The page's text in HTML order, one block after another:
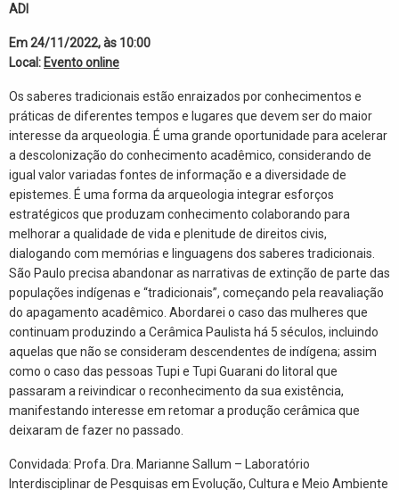
ADI
Em 24/11/2022, às 10:00
Local: Evento online
Os saberes tradicionais estão enraizados por conhecimentos e
práticas de diferentes tempos e lugares que devem ser do maior
interesse da arqueologia. É uma grande oportunidade para acelerar
a descolonização do conhecimento acadêmico, considerando de
igual valor variadas fontes de informação e a diversidade de
epistemes. É uma forma da arqueologia integrar esforços
estratégicos que produzam conhecimento colaborando para
melhorar a qualidade de vida e plenitude de direitos civis,
dialogando com memórias e linguagens dos saberes tradicionais.
São Paulo precisa abandonar as narrativas de extinção de parte das
populações indígenas e “tradicionais”, começando pela reavaliação
do apagamento acadêmico. Abordarei o caso das mulheres que
continuam produzindo a Cerâmica Paulista há 5 séculos, incluindo
aquelas que não se consideram descendentes de indígena; assim
como o caso das pessoas Tupi e Tupi Guarani do litoral que
passaram a reivindicar o reconhecimento da sua existência,
manifestando interesse em retomar a produção cerâmica que
deixaram de fazer no passado.
Convidada: Profa. Dra. Marianne Sallum – Laboratório
Interdisciplinar de Pesquisas em Evolução, Cultura e Meio Ambiente